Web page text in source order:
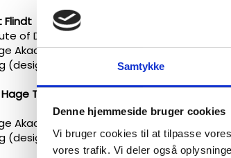
Samtykke
Denne hjemmeside bruger cookies
Vi bruger cookies til at tilpasse
vores trafik. Vi deler også
Flindt
of Design og
Akademi - Arkitektur, Design,
(design)
Thomsen
Akademi - Arkitektur, Design,
(design)